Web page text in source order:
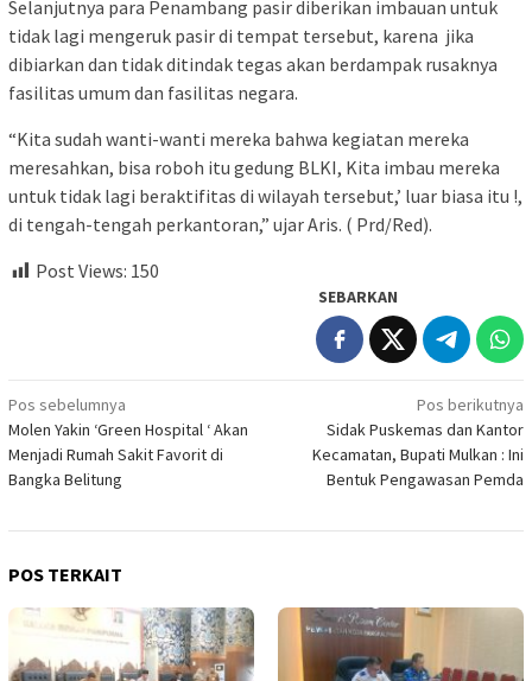
Selanjutnya para Penambang pasir diberikan imbauan untuk
tidak lagi mengeruk pasir di tempat tersebut, karena jika
dibiarkan dan tidak ditindak tegas akan berdampak rusaknya
fasilitas umum dan fasilitas negara.
“Kita sudah wanti-wanti mereka bahwa kegiatan mereka
meresahkan, bisa roboh itu gedung BLKI, Kita imbau mereka
untuk tidak lagi beraktifitas di wilayah tersebut,’ luar biasa itu !,
di tengah-tengah perkantoran,” ujar Aris. ( Prd/Red).
Post Views: 150
SEBARKAN
Navigasi
pos
Pos sebelumnya
Molen Yakin ‘Green Hospital ‘ Akan
Menjadi Rumah Sakit Favorit di
Bangka Belitung
Pos berikutnya
Sidak Puskemas dan Kantor
Kecamatan, Bupati Mulkan : Ini
Bentuk Pengawasan Pemda
POS TERKAIT